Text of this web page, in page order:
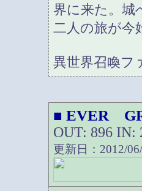
界に来た。城
二人の旅が今
異世界召喚フ
■ EVER
OUT: 896 IN:
更新日：2012/